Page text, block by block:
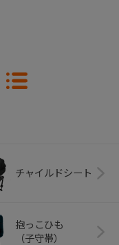
チャイルドシート
抱っこひも
（子守帯）